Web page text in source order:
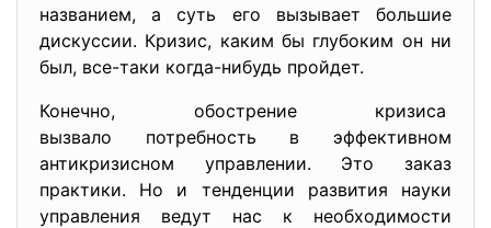
названием, а суть его вызывает большие
дискуссии. Кризис, каким бы глубоким он ни
был, все-таки когда-нибудь пройдет.
Конечно, обострение кризиса
вызвало потребность в эффективном
антикризисном управлении. Это заказ
практики. Но и тенденции развития науки
управления ведут нас к необходимости